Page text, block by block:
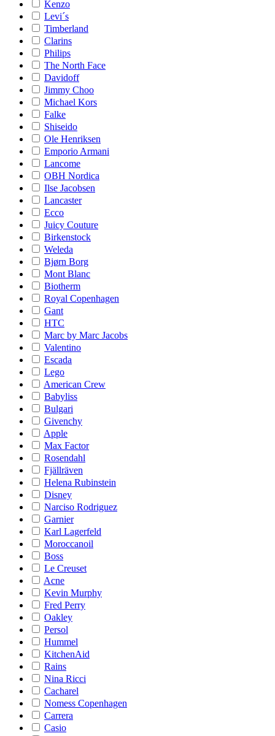
Kenzo
Levi´s
Timberland
Clarins
Philips
The North Face
Davidoff
Jimmy Choo
Michael Kors
Falke
Shiseido
Ole Henriksen
Emporio Armani
Lancome
OBH Nordica
Ilse Jacobsen
Lancaster
Ecco
Juicy Couture
Birkenstock
Weleda
Bjørn Borg
Mont Blanc
Biotherm
Royal Copenhagen
Gant
HTC
Marc by Marc Jacobs
Valentino
Escada
Lego
American Crew
Babyliss
Bulgari
Givenchy
Apple
Max Factor
Rosendahl
Fjällräven
Helena Rubinstein
Disney
Narciso Rodriguez
Garnier
Karl Lagerfeld
Moroccanoil
Boss
Le Creuset
Acne
Kevin Murphy
Fred Perry
Oakley
Persol
Hummel
KitchenAid
Rains
Nina Ricci
Cacharel
Nomess Copenhagen
Carrera
Casio